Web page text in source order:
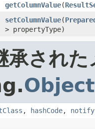
getColumnValue(
setColumnValue(
> propertyType)
承された
Object
, hashCode, notify